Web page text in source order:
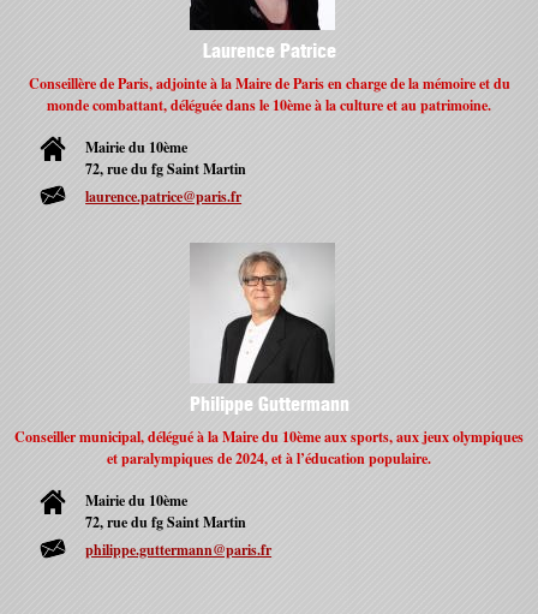
Laurence Patrice
Conseillère de Paris, adjointe à la Maire de Paris en charge de la mémoire et du
monde combattant, déléguée dans le 10ème à la culture et au patrimoine.
Mairie du 10ème
72, rue du fg Saint Martin
laurence.patrice@paris.fr
Philippe Guttermann
Conseiller municipal, délégué à la Maire du 10ème aux sports, aux jeux olympiques
et paralympiques de 2024, et à l’éducation populaire.
Mairie du 10ème
72, rue du fg Saint Martin
philippe.guttermann@paris.fr